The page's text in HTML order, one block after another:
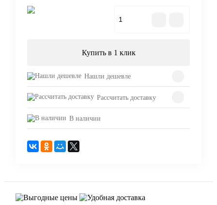
Купить в 1 клик
Нашли дешевле
Рассчитать доставку
В наличии